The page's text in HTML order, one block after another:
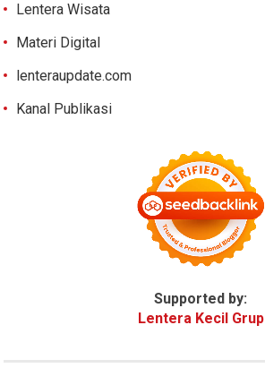
Lentera Wisata
Materi Digital
lenteraupdate.com
Kanal Publikasi
Supported by:
Lentera Kecil Grup